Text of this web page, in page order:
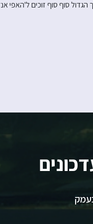
הגדול סוף סוף זוכים ל'האפי